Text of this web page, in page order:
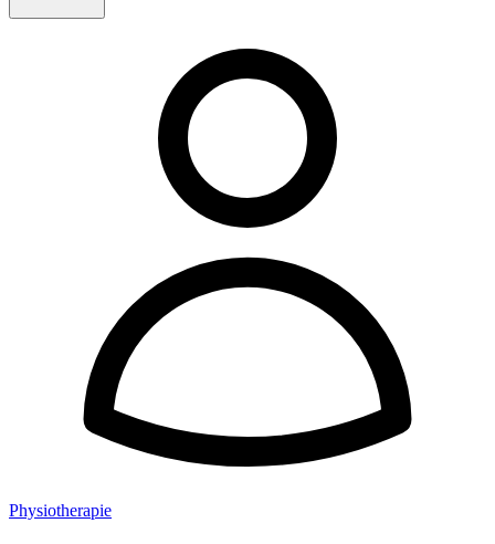
Physiotherapie